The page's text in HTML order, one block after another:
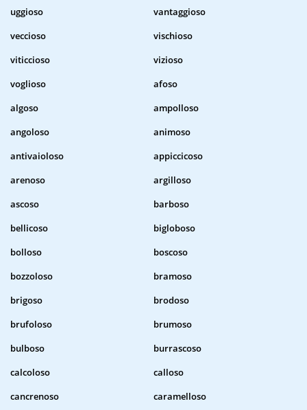
uggioso
vantaggioso
veccioso
vischioso
viticcioso
vizioso
voglioso
afoso
algoso
ampolloso
angoloso
animoso
antivaioloso
appiccicoso
arenoso
argilloso
ascoso
barboso
bellicoso
bigloboso
bolloso
boscoso
bozzoloso
bramoso
brigoso
brodoso
brufoloso
brumoso
bulboso
burrascoso
calcoloso
calloso
cancrenoso
caramelloso